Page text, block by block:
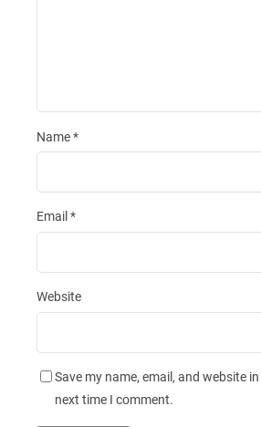
Name*
Email *
Website
Save my name, email, and website
next time I comment.